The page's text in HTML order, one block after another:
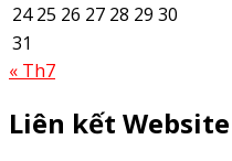
24 25 26 27 28 29 30
31
« Th7
Liên kết Website